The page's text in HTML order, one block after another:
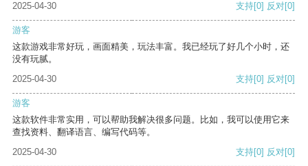
2025-04-30 支持[0] 反对[0]
游客
这款游戏非常好玩，画面精美，玩法丰富。我已经玩了好几个小时，还
没有玩腻。
2025-04-30
支持[0] 反对[0]
游客
这款软件非常实用，可以帮助我解决很多问题。比如，我可以使用它来
查找资料、翻译语言、编写代码等。
2025-04-30
支持[0] 反对[0]